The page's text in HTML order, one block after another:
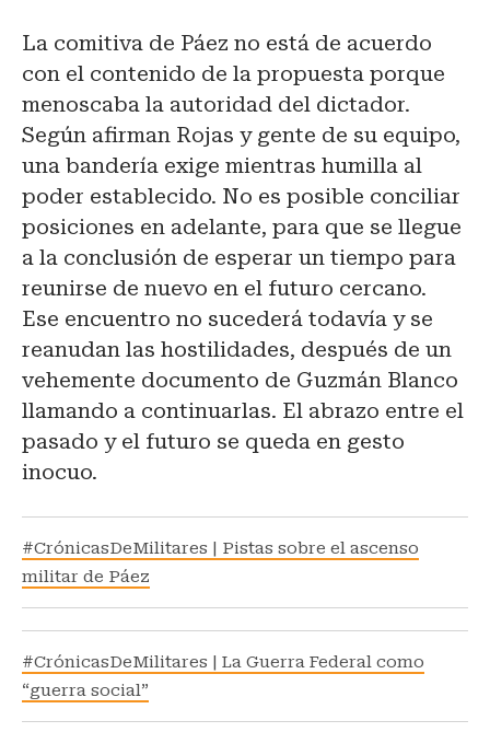
La comitiva de Páez no está de acuerdo
con el contenido de la propuesta porque
menoscaba la autoridad del dictador.
Según afirman Rojas y gente de su equipo,
una bandería exige mientras humilla al
poder establecido. No es posible conciliar
posiciones en adelante, para que se llegue
a la conclusión de esperar un tiempo para
reunirse de nuevo en el futuro cercano.
Ese encuentro no sucederá todavía y se
reanudan las hostilidades, después de un
vehemente documento de Guzmán Blanco
llamando a continuarlas. El abrazo entre el
pasado y el futuro se queda en gesto
inocuo.
#CrónicasDeMilitares | Pistas sobre el ascenso
militar de Páez
#CrónicasDeMilitares | La Guerra Federal como
“guerra social”